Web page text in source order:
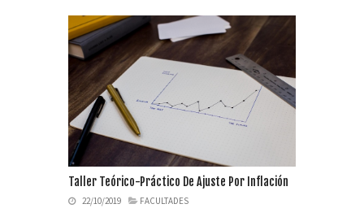
Taller Teórico-Práctico De Ajuste Por Inflación
22/10/2019 FACULTADES